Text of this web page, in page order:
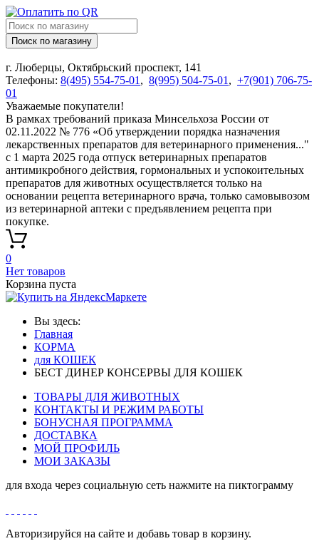
Поиск по магазину
г. Люберцы, Октябрьский проспект, 141
Телефоны: 8(495) 554-75-01 , 8(995) 504-75-01 , +7(901) 706-75-
01
Уважаемые покупатели!
В рамках требований приказа Минсельхоза России от
02.11.2022 № 776 «Об утверждении порядка назначения
лекарственных препаратов для ветеринарного применения..."
с 1 марта 2025 года отпуск ветеринарных препаратов
антимикробного действия, гормональных и успокоительных
препаратов для животных осуществляется только на
основании рецепта ветеринарного врача, только самовывозом
из ветеринарной аптеки с предъявлением рецепта при
покупке.
0
Нет товаров
Корзина пуста
Вы здесь:
Главная
КОРМА
для КОШЕК
БЕСТ ДИНЕР КОНСЕРВЫ ДЛЯ КОШЕК
ТОВАРЫ ДЛЯ ЖИВОТНЫХ
КОНТАКТЫ И РЕЖИМ РАБОТЫ
БОНУСНАЯ ПРОГРАММА
ДОСТАВКА
МОЙ ПРОФИЛЬ
МОИ ЗАКАЗЫ
для входа через социальную сеть нажмите на пиктограмму
Авторизируйся на сайте и добавь товар в корзину.